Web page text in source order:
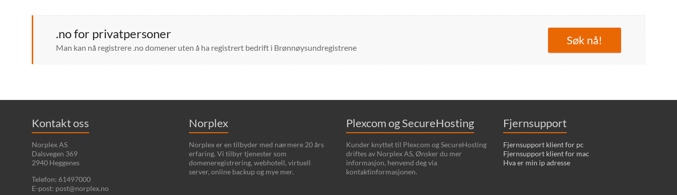
.no for privatpersoner
Man kan nå registrere .no domener uten å ha registrert bedrift i Brønnøysundregistrene
Søk nå!
Kontakt oss
Norplex AS
Dalsvegen 369
2940 Heggenes
Telefon: 61497000
E-post: post@norplex.no
Norplex
Norplex er en tilbyder med nærmere 20 års
erfaring. Vi tilbyr tjenester som
domeneregistrering, webhotell, virtuell
server, online backup og mye mer.
Plexcom og SecureHosting
Kunder knyttet til Plexcom og SecureHosting
driftes av Norplex AS, Ønsker du mer
informasjon, henvend deg via
kontaktinformasjonen.
Fjernsupport
Fjernsupport klient for pc
Fjernsupport klient for mac
Hva er min ip adresse